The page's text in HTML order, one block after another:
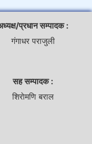
प्रधान सम्पादक :
गंगाधर पराजुली
सह सम्पादक :
शिराेमणि बराल